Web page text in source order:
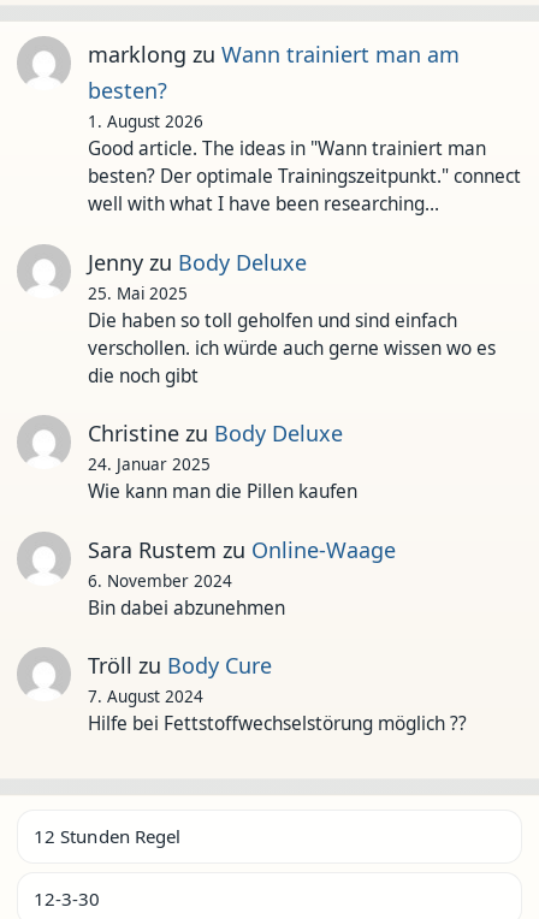
marklong zu Wann trainiert man am
besten?
1. August 2026
Good article. The ideas in "Wann trainiert man
besten? Der optimale Trainingszeitpunkt." connect
well with what I have been researching…
Jennyzu Body Deluxe
25. Mai 2025
Die haben so toll geholfen und sind einfach
verschollen. ich würde auch gerne wissen wo es
die noch gibt
Christinezu Body Deluxe
24. Januar 2025
Wie kann man die Pillen kaufen
Sara Rustem zu Online-Waage
6. November 2024
Bin dabei abzunehmen
Tröll zu Body Cure
7. August 2024
Hilfe bei Fettstoffwechselstörung möglich ??
12 Stunden Regel
12-3-30